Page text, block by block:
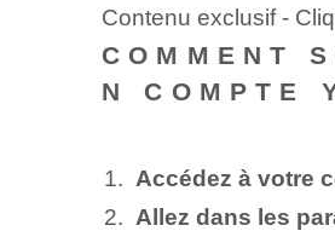
Contenu exclusif -
COMMENT
N COMPTE
Accédez à votre
Allez dans les